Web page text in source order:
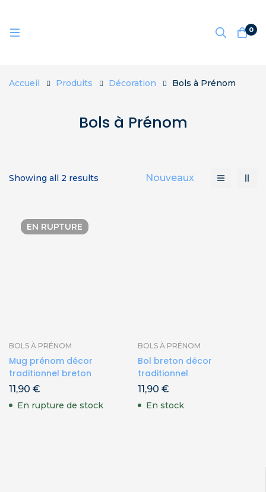
0
Accueil Produits Décoration Bols à Prénom
Bols à Prénom
Showing all 2 results Nouveaux
EN RUPTURE
BOLS À PRÉNOM
Mug prénom décor
traditionnel breton
11,90 €
En rupture de stock
BOLS À PRÉNOM
Bol breton décor
traditionnel
11,90 €
En stock